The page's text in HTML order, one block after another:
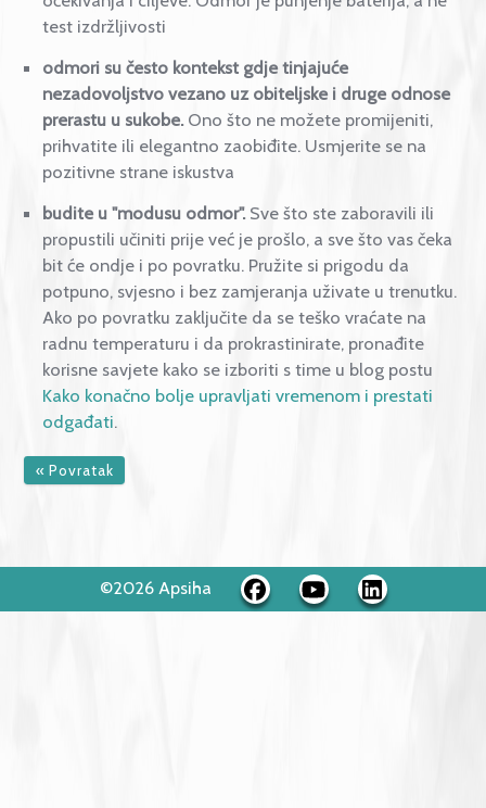
odmor ili izlet već unaprijed. Osim toga, aktivan
odmor i nova iskustva pridonose osobnom
zadovoljstvu
budite objektivni o opsegu i intenzitetu aktivnosti
koje planirate.Odmori uglavnom nisu optimalan
kontekst za isprobavanje nove dijete ili režima
vježbanja. Kao i u svemu, pokušajte imati
očekivanja i ciljeve. Odmor je punjenje baterija, a
test izdržljivosti
odmori su često kontekst gdje tinjajuće
nezadovoljstvo vezano uz obiteljske i druge
prerastu u sukobe. Ono što ne možete promijeniti,
prihvatite ili elegantno zaobiđite. Usmjerite se na
pozitivne strane iskustva
budite u "modusu odmor".
Ako po povratku zaključite da se teško vraćate na
radnu temperaturu i da prokrastinirate, pronađite